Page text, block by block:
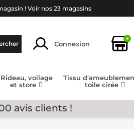
!Voir nos 23 magasins
Connexion
+
Rideau, voilage
et store
Tissu
toile cirée
avis clients !